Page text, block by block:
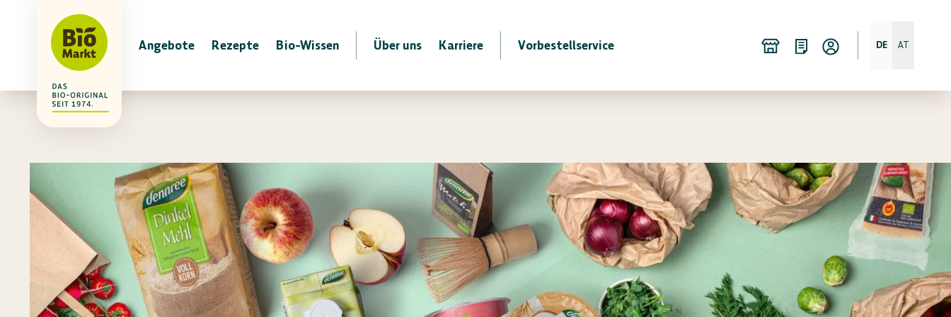
Angebote Rezepte Bio-Wissen Über uns Karriere Vorbestellservice DE AT